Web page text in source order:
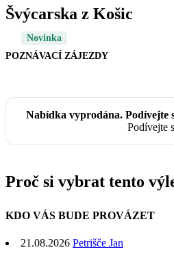
Švýcarska z Košic
Novinka
POZNÁVACÍ ZÁJEZDY
Nabídka vyprodána. Podívejte
Podívejte
Proč si vybrat tento
KDO VÁS BUDE PROVÁZET
21.08.2026 Petrišče Jan